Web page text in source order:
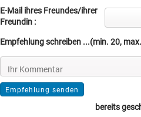
E-Mail ihres Freundes/ihrer
Freundin :
Empfehlung schreiben ...(min. 20,
bereits